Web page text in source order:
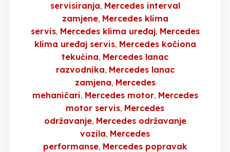
servisiranja Mercedes interval
zamjene Mercedes klima
servis Mercedes klima uređaj Mercedes
klima uređaj servis Mercedes kočiona
tekućina Mercedes lanac
razvodnika Mercedes lanac
zamjena Mercedes
mehaničari Mercedes motor Mercedes
motor servis Mercedes
održavanje Mercedes održavanje
vozila Mercedes
performanse Mercedes popravak